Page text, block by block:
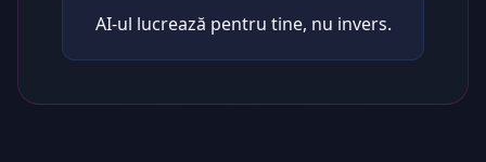
AI-ul lucrează pentru tine, nu invers.